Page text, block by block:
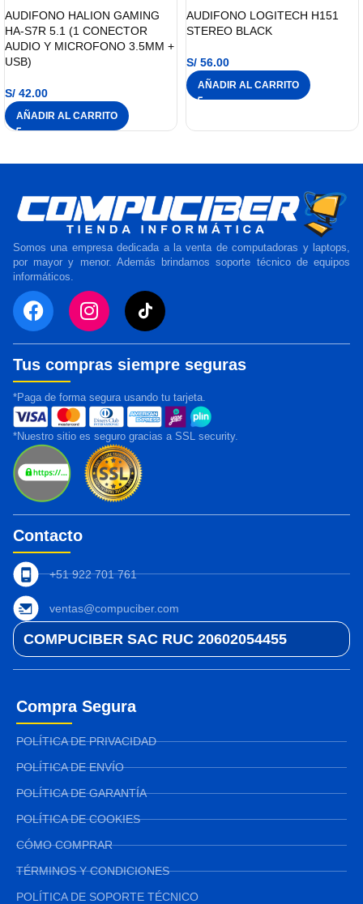
AUDIFONO HALION GAMING
HA-S7R 5.1 (1 CONECTOR
AUDIO Y MICROFONO 3.5MM +
USB)
S/ 42.00
AÑADIR AL CARRITO
AUDIFONO LOGITECH H151
STEREO BLACK
S/ 56.00
AÑADIR AL CARRITO
Somos una empresa dedicada a la venta de computadoras y laptops,
por mayor y menor. Además brindamos soporte técnico de equipos
informáticos.
Tus compras siempre seguras
*Paga de forma segura usando tu tarjeta.
*Nuestro sitio es seguro gracias a SSL security.
Contacto
+51 922 701 761
ventas@compuciber.com
COMPUCIBER SAC RUC 20602054455
Compra Segura
POLÍTICA DE PRIVACIDAD
POLÍTICA DE ENVÍO
POLÍTICA DE GARANTÍA
POLÍTICA DE COOKIES
CÓMO COMPRAR
TÉRMINOS Y CONDICIONES
POLÍTICA DE SOPORTE TÉCNICO